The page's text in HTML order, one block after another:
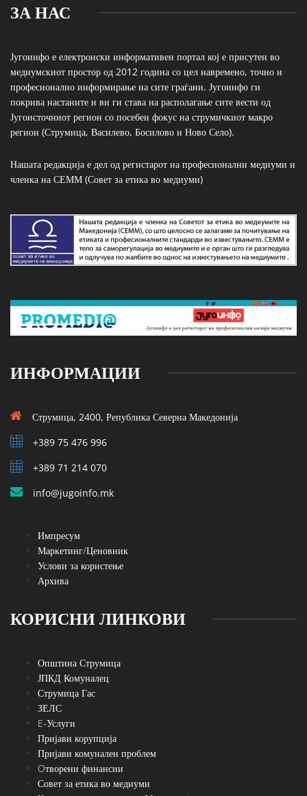
ЗА НАС
Југоинфо е електронски информативен портал кој е присутен во
медиумскиот простор од 2012 година со цел навремено, точно и
професионално информирање на сите граѓани. Југоинфо ги
покрива настаните и ви ги става на располагање сите вести од
Југоисточниот регион со посебен фокус на струмичкиот макро
регион (Струмица, Василево, Босилово и Ново Село).
Нашата редакција е дел од регистарот на професионални медиуми и
членка на СЕММ (Совет за етика во медиуми)
ИНФОРМАЦИИ
Струмица, 2400, Република Северна Македонија
+389 75 476 996
+389 71 214 070
info@jugoinfo.mk
Импресум
Маркетинг/Ценовник
Услови за користење
Архива
КОРИСНИ ЛИНКОВИ
Општина Струмица
ЈПКД Комуналец
Струмица Гас
ЗЕЛС
E-Услуги
Пријави корупција
Пријави комунален проблем
Oтворени финансии
Совет за етика во медиуми